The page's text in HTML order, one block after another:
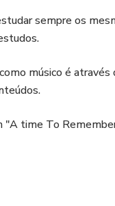
sempre os
músico é
"A time To